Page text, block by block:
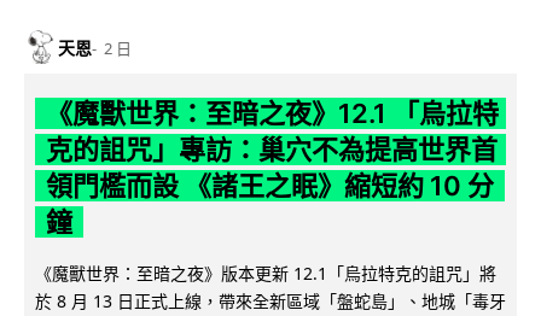
天恩 2 日
《魔獸世界：至暗之夜》12.1 「烏拉特
克的詛咒」專訪：巢穴不為提高世界首
領門檻而設 《諸王之眠》縮短約 10 分
鐘
《魔獸世界：至暗之夜》版本更新 12.1「烏拉特克的詛咒」將
於 8 月 13 日正式上線，帶來全新區域「盤蛇島」、地城「毒牙